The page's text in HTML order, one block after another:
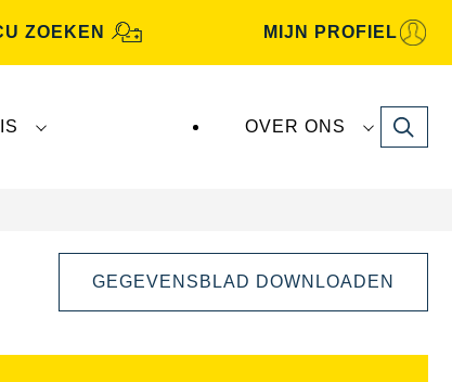
ZOEKEN MIJN PROFIEL
OVER ONS Search
GEGEVENSBLAD DOWNLOADEN